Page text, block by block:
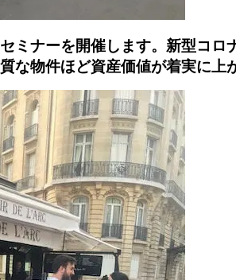
ミナーを開催します。新型コ
な物件ほど資産価値が着実に